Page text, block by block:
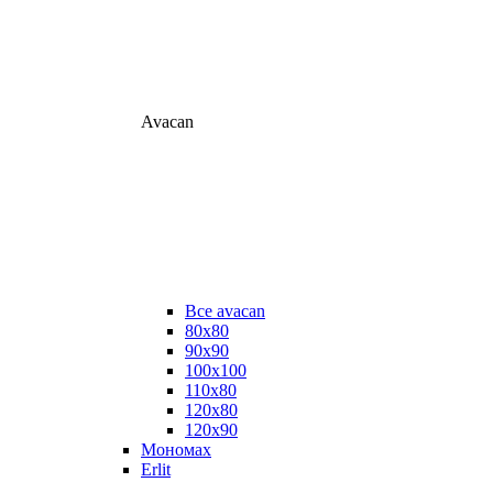
Avacan
Все avacan
80х80
90х90
100х100
110х80
120х80
120х90
Мономах
Erlit